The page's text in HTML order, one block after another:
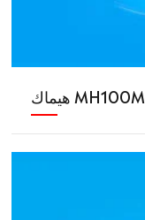
هيماك MH100M